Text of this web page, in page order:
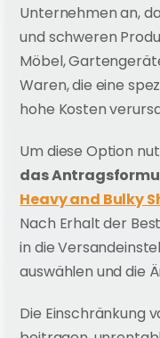
Unternehmen an,
und schweren
Möbel,
Waren, die eine
hohe Kosten
Heavy and Bulky
Nach Erhalt der
in die
auswählen und die
Die Einschränkung